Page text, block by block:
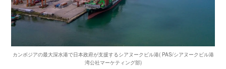
カンボジアの最大深水港で日本政府が支援するシアヌークビル港( PAS/シアヌークビル港
湾公社マーケティング部)